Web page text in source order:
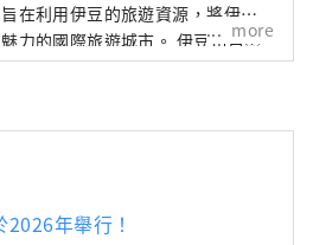
在利用伊豆的旅遊資源，將伊豆
力的國際旅遊城市。 伊豆市自然
業發達，擁有溫泉、海灘、山岳
。 有關封面圖片的使用方法，請
more
年舉行！